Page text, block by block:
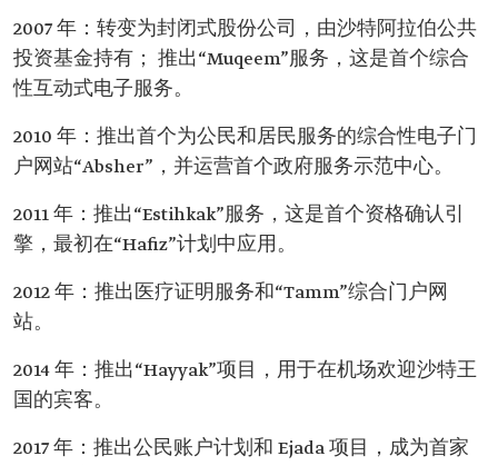
2007 年：转变为封闭式股份公司，由沙特阿拉伯公共
投资基金持有； 推出“Muqeem”服务，这是首个综合
性互动式电子服务。
2010 年：推出首个为公民和居民服务的综合性电子门
户网站“Absher”，并运营首个政府服务示范中心。
2011 年：推出“Estihkak”服务，这是首个资格确认引
擎，最初在“Hafiz”计划中应用。
2012 年：推出医疗证明服务和“Tamm”综合门户网
站。
2014 年：推出“Hayyak”项目，用于在机场欢迎沙特王
国的宾客。
2017 年：推出公民账户计划和 Ejada 项目，成为首家